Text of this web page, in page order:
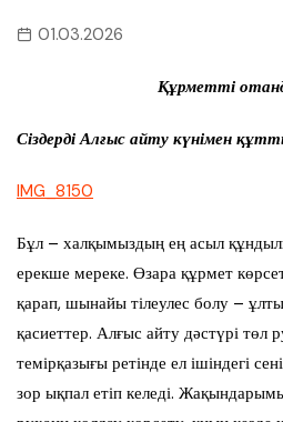
01.03.2026
Құрметті
Сіздерді Алғыс айту күнімен
IMG_8150
Бұл – халқымыздың ең асыл
ерекше мереке. Өзара құрмет
қарап, шынайы тілеулес болу –
қасиеттер. Алғыс айту дәстүрі
темірқазығы ретінде ел ішіндегі
зор ықпал етіп келеді.